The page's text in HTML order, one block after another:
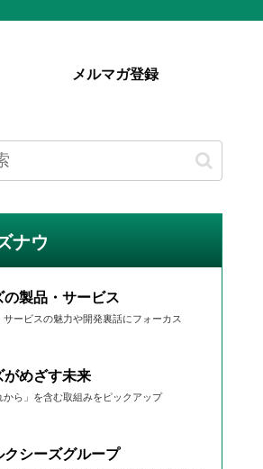
メルマガ登録
ナウ
の製品・サービス
ービスの魅力や開発裏話にフォーカス
がめざす未来
から」を含む取組みをピックアップ
クシーズグループ